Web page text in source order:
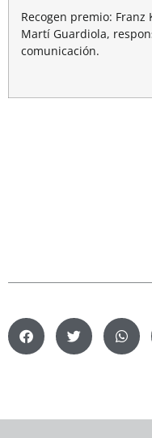
Recogen premio:
Martí Guardiola,
comunicación.